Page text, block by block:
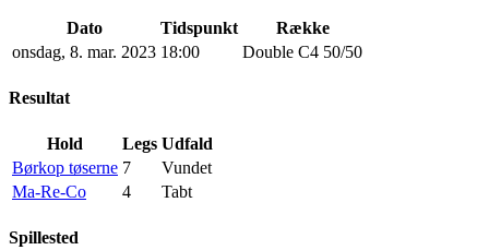
Dato Tidspunkt
Række
onsdag, 8. mar. 2023 18:00 Double C4 50/50
Resultat
Hold Legs Udfald
Børkop tøserne 7
Vundet
Ma-Re-Co
4 Tabt
Spillested